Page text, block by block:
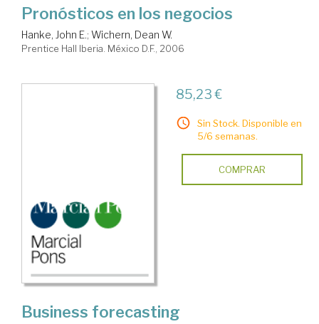
Pronósticos en los negocios
Hanke, John E.; Wichern, Dean W.
Prentice Hall Iberia. México D.F., 2006
85,23 €
Sin Stock. Disponible en
5/6 semanas.
COMPRAR
Business forecasting